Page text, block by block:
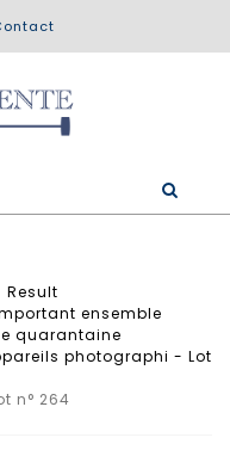
Result
ensemble
quarantaine
photographi - Lot
n° 264